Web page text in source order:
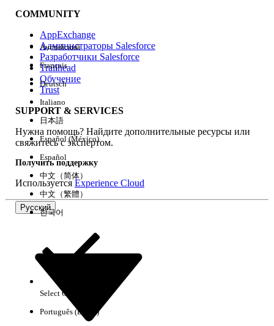
Возможности
Очистить все Готово
Результаты отсутствуют
COMMUNITY
AppExchange
Администраторы Salesforce
Разработчики Salesforce
Trailhead
Обучение
Trust
SUPPORT & SERVICES
Нужна помощь? Найдите дополнительные ресурсы или
свяжитесь с экспертом.
Получить поддержку
ИспользуетсяExperience Cloud
Русский
Английский
Français
Deutsch
Italiano
日本語
Español (México)
Español
中文（简体）
中文（繁體）
한국어
Select Org
Português (Brasil)